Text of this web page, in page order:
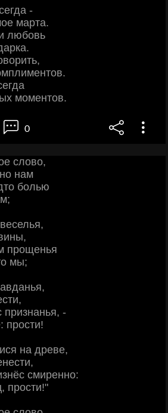
-
марта.
любовь
моментов.
0
слово,
нам
болью
прощенья
мы;
-
прости!
на древе,
смиренно:
прости!"